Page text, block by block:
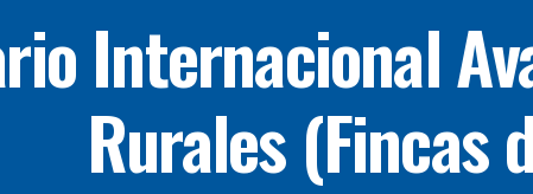
Internacional
Rurales (Fincas